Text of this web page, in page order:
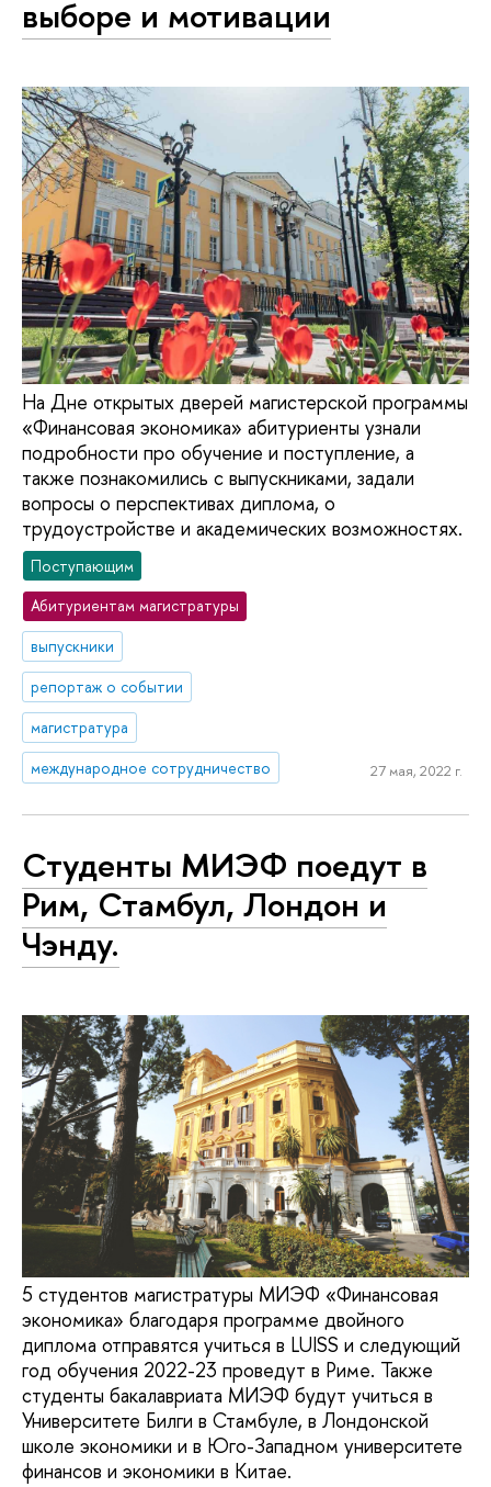
выборе и мотивации
На Дне открытых дверей магистерской программы
«Финансовая экономика» абитуриенты узнали
подробности про обучение и поступление, а
также познакомились с выпускниками, задали
вопросы о перспективах диплома, о
трудоустройстве и академических возможностях.
Поступающим
Абитуриентам магистратуры
выпускники
репортаж о событии
магистратура
международное сотрудничество
27 мая, 2022 г.
Студенты МИЭФ поедут в
Рим, Стамбул, Лондон и
Чэнду.
5 студентов магистратуры МИЭФ «Финансовая
экономика» благодаря программе двойного
диплома отправятся учиться в LUISS и следующий
год обучения 2022-23 проведут в Риме. Также
студенты бакалавриата МИЭФ будут учиться в
Университете Билги в Стамбуле, в Лондонской
школе экономики и в Юго-Западном университете
финансов и экономики в Китае.